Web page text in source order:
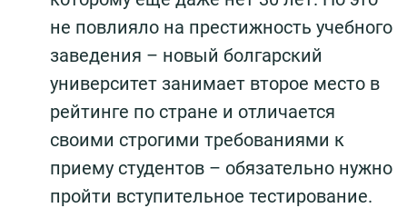
не повлияло на престижность учебного
заведения – новый болгарский
университет занимает второе место в
рейтинге по стране и отличается
своими строгими требованиями к
приему студентов – обязательно нужно
пройти вступительное тестирование.